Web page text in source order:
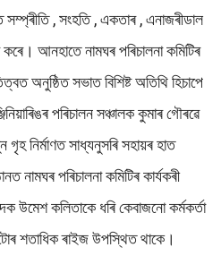
, সংহতি , একতাৰ , এনাজৰীডাল
আনহাতে নামঘৰ পৰিচালনা কমিটিৰ
অনুষ্ঠিত সভাত বিশিষ্ট অতিথি হিচাপে
পৰিচালন সঞ্চালক কুমাৰ গৌৰৱে
নিৰ্মাণত সাধ্যনুসৰি সহায়ৰ হাত
পৰিচালনা কমিটিৰ কাৰ্যকৰী
উমেশ কলিতাকে ধৰি কেবাজনো কৰ্মকর্তা
শতাধিক ৰাইজ উপস্থিত থাকে।